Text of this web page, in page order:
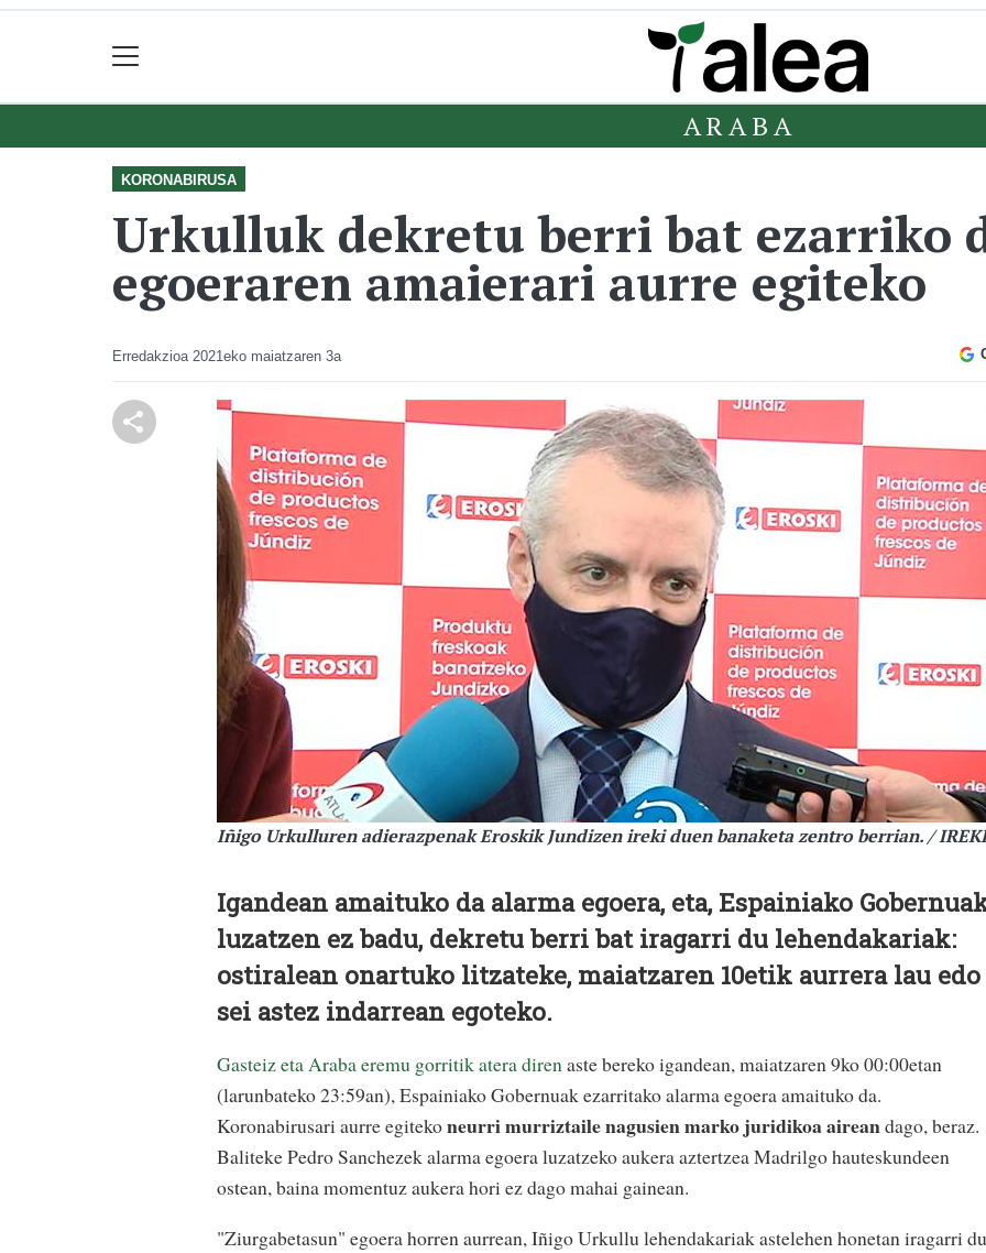
ARABA
KORONABIRUSA
Urkulluk dekretu berri bat ezarriko
egoeraren amaierari aurre egiteko
Erredakzioa 2021eko maiatzaren 3a
Iñigo Urkulluren adierazpenak Eroskik Jundizen ireki duen banaketa zentro berrian. /
Igandean amaituko da alarma egoera, eta, Espainiako
luzatzen ez badu, dekretu berri bat iragarri du lehendakariak:
ostiralean onartuko litzateke, maiatzaren 10etik aurrera lau edo
sei astez indarrean egoteko.
Gasteiz eta Araba eremu gorritik atera direnaste bereko igandean, maiatzaren 9ko 00:00etan
(larunbateko 23:59an), Espainiako Gobernuak ezarritako alarma egoera amaituko da.
Koronabirusari aurre egitekoneurri murriztaile nagusien marko juridikoa aireandago, beraz.
Baliteke Pedro Sanchezek alarma egoera luzatzeko aukera aztertzea Madrilgo hauteskundeen
ostean, baina momentuz aukera hori ez dago mahai gainean.
"Ziurgabetasun" egoera horren aurrean, Iñigo Urkullu lehendakariak astelehen honetan iragarri du